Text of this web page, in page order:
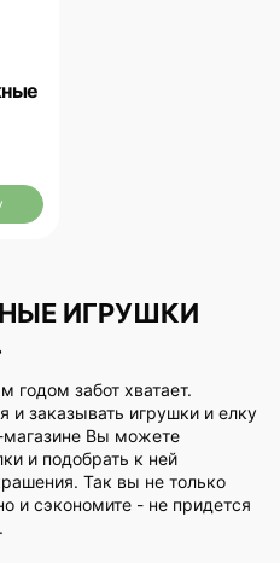
ИГРУШКИ
годом забот хватает.
и заказывать игрушки и елку
магазине Вы можете
и подобрать к ней
Так вы не только
и сэкономите - не придется